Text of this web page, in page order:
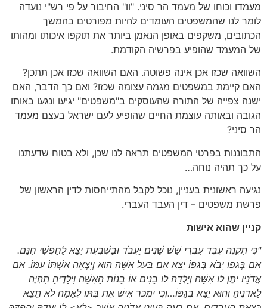
מעמדו וכוחו של מעמד הר סיני. "וו" החיבור על פי רש"י נועדה
לומר לנו שהמשפטים העומדים להיות מפורטים בהמשך
הכתובים, משקפים באופן הנאמן ביותר את תוקפו איכותו ומהותו
של המעמד שהופיע בפרשיה הקודמת.
השוואה שכזו אכן אינה פשוטה. האם השוואה שכזו אכן תתכן?
האם קיימת במשפטים מגמה עצומה שכזו? ואם כך הדבר, האם
ישנה צפייה של התורה שהעוסקים ב"משפטים" יגיעו ונגעו באותו
הגובה ובאותה עוצמת החיים שהופיע לעם ישראל בעצם מעמד
הר סיני?
התבוננות בפרטי המשפטים תראה לנו שכן, ולא בטוח שדעתנו
על כך תהיה נוחה…
נגיעה ראשונית בעניין, נוכל לקבל מהתייחסות לדין הראשון של
פרשת משפטים – דין העבד העברי.
קניין שהוא אישות
"כִּי תִקְנֶה עֶבֶד עִבְרִי שֵׁשׁ שָׁנִים יַעֲבֹד וּבַשְּׁבִעִת יֵצֵא לַחָפְשִׁי חִנָּם.
אִם בְּגַפּוֹ יָבֹא בְּגַפּוֹ יֵצֵא אִם בַּעַל אִשָּׁה הוּא וְיָצְאָה אִשְׁתּוֹ עִמּוֹ. אִם
אֲדֹנָיו יִתֶּן לוֹ אִשָּׁה וְיָלְדָה לוֹ בָנִים אוֹ בָנוֹת הָאִשָּׁה וִילָדֶיהָ תִּהְיֶה
לַאדֹנֶיהָ וְהוּא יֵצֵא בְגַפּוֹ…וְכִי יִמְכֹּר אִישׁ אֶת בִּתּוֹ לְאָמָה לֹא תֵצֵא